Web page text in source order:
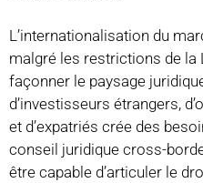
L’internationalisation du
malgré les restrictions de la
façonner le paysage
d’investisseurs étrangers,
et d’expatriés crée des
conseil juridique cross-
être capable d’articuler le